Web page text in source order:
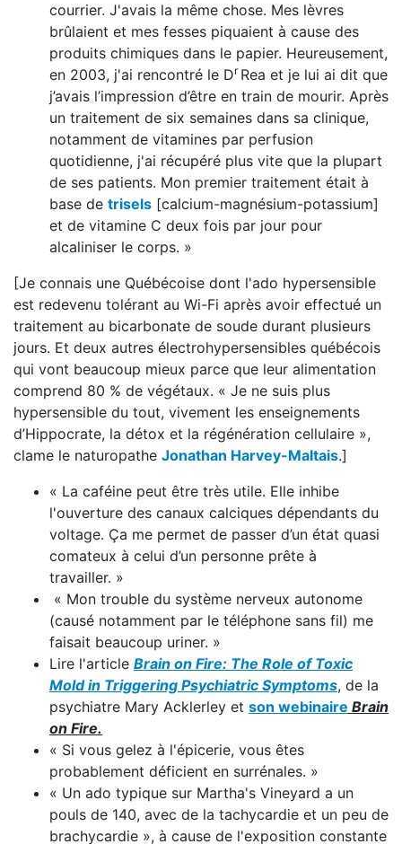
courrier. J'avais la même chose. Mes lèvres
brûlaient et mes fesses piquaient à cause des
produits chimiques dans le papier. Heureusement,
en 2003, j'ai rencontré le Dr Rea et je lui ai dit que
j’avais l’impression d’être en train de mourir. Après
un traitement de six semaines dans sa clinique,
notamment de vitamines par perfusion
quotidienne, j'ai récupéré plus vite que la plupart
de ses patients. Mon premier traitement était à
base de trisels [calcium-magnésium-potassium]
et de vitamine C deux fois par jour pour
alcaliniser le corps. »
[Je connais une Québécoise dont l'ado hypersensible
est redevenu tolérant au Wi-Fi après avoir effectué un
traitement au bicarbonate de soude durant plusieurs
jours. Et deux autres électrohypersensibles québécois
qui vont beaucoup mieux parce que leur alimentation
comprend 80 % de végétaux. « Je ne suis plus
hypersensible du tout, vivement les enseignements
d’Hippocrate, la détox et la régénération cellulaire »,
clame le naturopathe Jonathan Harvey-Maltais.]
« La caféine peut être très utile. Elle inhibe
l'ouverture des canaux calciques dépendants du
voltage. Ça me permet de passer d’un état quasi
comateux à celui d’un personne prête à
travailler. »
« Mon trouble du système nerveux autonome
(causé notamment par le téléphone sans fil) me
faisait beaucoup uriner. »
Lire l'article Brain on Fire: The Role of Toxic
Mold in Triggering Psychiatric Symptoms, de la
psychiatre Mary Acklerley et son webinaire Brain
on Fire.
« Si vous gelez à l'épicerie, vous êtes
probablement déficient en surrénales. »
« Un ado typique sur Martha's Vineyard a un
pouls de 140, avec de la tachycardie et un peu de
brachycardie », à cause de l'exposition constante